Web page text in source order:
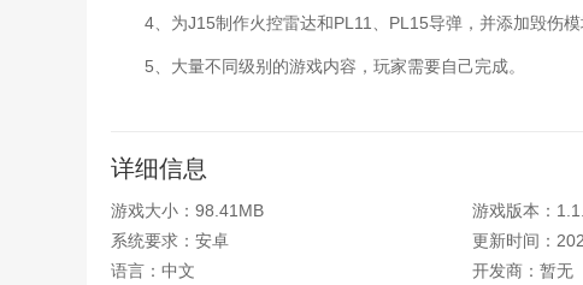
4、为J15制作火控雷达和PL11、PL15导弹，并添加毁伤模
5、大量不同级别的游戏内容，玩家需要自己完成。
航母降落HD游戏点评：
在航母降落HD中，根据真实的HUD原理恢复并行显示系
机都是在现实世界中再现的空气动力学布局和飞行控制算法和
空，让您感受到不同高度的大气变化。
详细信息
游戏大小：98.41MB
游戏版本：
系统要求：安卓
更新时间：
语言：中文
开发商：暂无